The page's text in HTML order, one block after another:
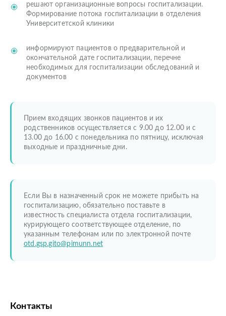
решают организационные вопросы госпитализации.
Формирование потока госпитализации в отделения
Университетской клиники
информируют пациентов о предварительной и
окончательной дате госпитализации, перечне
необходимых для госпитализации обследований и
документов
Прием входящих звонков пациентов и их
родственников осуществляется с 9.00 до 12.00 и с
13.00 до 16.00 с понедельника по пятницу, исключая
выходные и праздничные дни.
Если Вы в назначенный срок не можете прибыть на
госпитализацию, обязательно поставьте в
известность специалиста отдела госпитализации,
курирующего соответствующее отделение, по
указанным телефонам или по электронной почте
otd.gsp.gito@pimunn.net
Контакты